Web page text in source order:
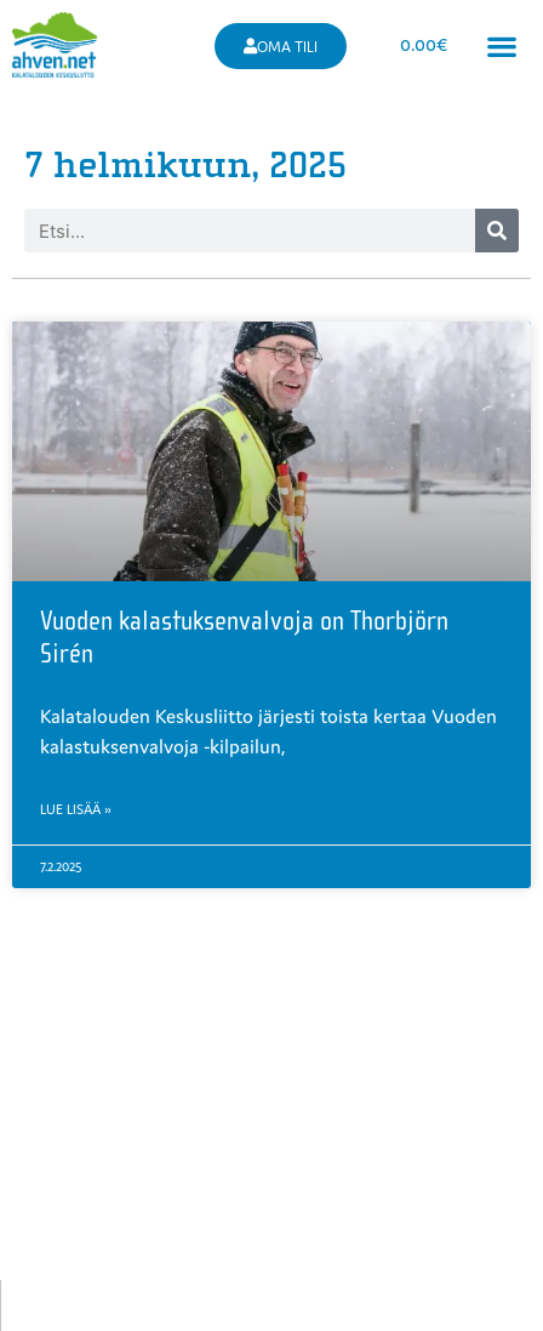
OMA TILI 0.00€
7 helmikuun, 2025
Vuoden kalastuksenvalvoja on Thorbjörn
Sirén
Kalatalouden Keskusliitto järjesti toista kertaa Vuoden
kalastuksenvalvoja -kilpailun,
LUE LISÄÄ »
7.2.2025